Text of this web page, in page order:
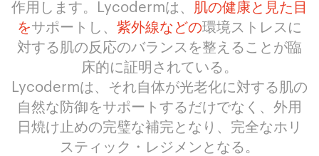
作用します。Lycodermは、 肌の健康と見た目
をサポートし、 紫外線などの環境ストレスに
対する肌の反応のバランスを整えることが臨
床的に証明されている。
Lycodermは、それ自体が光老化に対する肌の
自然な防御をサポートするだけでなく、外用
日焼け止めの完璧な補完となり、完全なホリ
スティック・レジメンとなる。